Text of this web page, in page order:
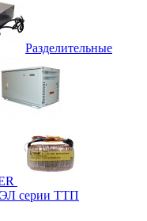
Разделительные
серии ТТП